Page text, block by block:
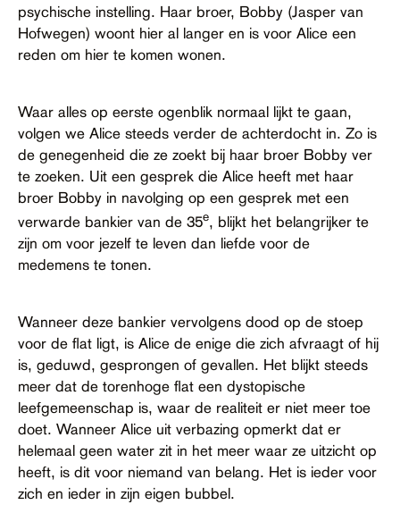
psychische instelling. Haar broer, Bobby (Jasper van
Hofwegen) woont hier al langer en is voor Alice een
reden om hier te komen wonen.
Waar alles op eerste ogenblik normaal lijkt te gaan,
volgen we Alice steeds verder de achterdocht in. Zo is
de genegenheid die ze zoekt bij haar broer Bobby ver
te zoeken. Uit een gesprek die Alice heeft met haar
broer Bobby in navolging op een gesprek met een
verwarde bankier van de 35e, blijkt het belangrijker te
zijn om voor jezelf te leven dan liefde voor de
medemens te tonen.
Wanneer deze bankier vervolgens dood op de stoep
voor de flat ligt, is Alice de enige die zich afvraagt of hij
is, geduwd, gesprongen of gevallen. Het blijkt steeds
meer dat de torenhoge flat een dystopische
leefgemeenschap is, waar de realiteit er niet meer toe
doet. Wanneer Alice uit verbazing opmerkt dat er
helemaal geen water zit in het meer waar ze uitzicht op
heeft, is dit voor niemand van belang. Het is ieder voor
zich en ieder in zijn eigen bubbel.